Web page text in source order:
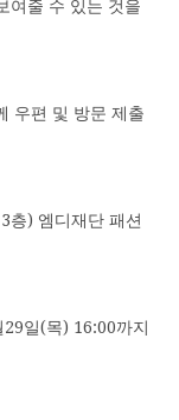
여줄 수 있는 것을
우편 및 방문 제출
층) 엠디재단 패션
일(목) 16:00까지